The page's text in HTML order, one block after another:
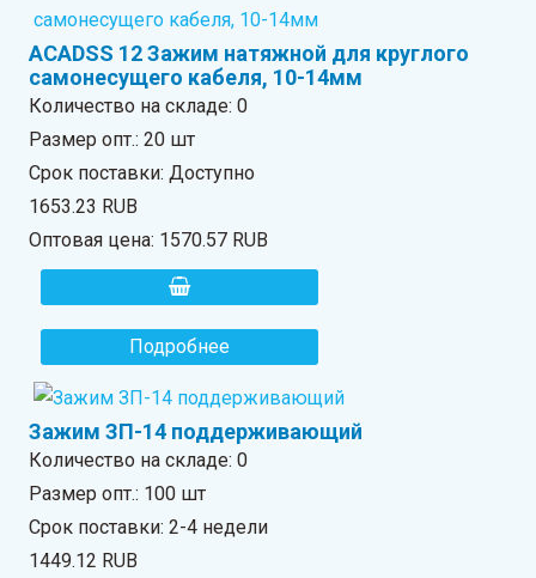
ACADSS 12 Зажим натяжной для круглого
самонесущего кабеля, 10-14мм
Количество на складе:0
Размер опт.: 20 шт
Срок поставки: Доступно
1653.23 RUB
Оптовая цена: 1570.57 RUB
Подробнее
Зажим ЗП-14 поддерживающий
Количество на складе:0
Размер опт.: 100 шт
Срок поставки: 2-4 недели
1449.12 RUB